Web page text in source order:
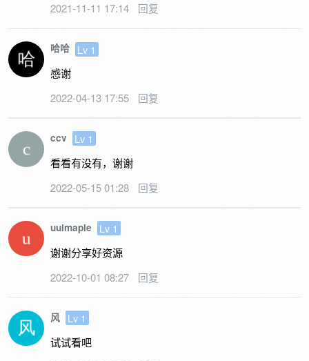
2021-11-11 17:14
回复
哈哈
Lv 1
感谢
2022-04-13 17:55
回复
ccv
Lv 1
看看有没有，谢谢
2022-05-15 01:28
回复
uuimaple
Lv 1
谢谢分享好资源
2022-10-01 08:27
回复
风
Lv 1
试试看吧